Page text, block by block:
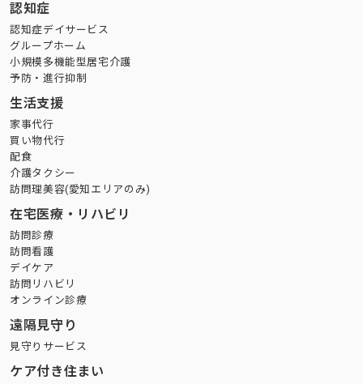
認知症
認知症デイサービス
グループホーム
小規模多機能型居宅介護
予防・進行抑制
生活支援
家事代行
買い物代行
配食
介護タクシー
訪問理美容(愛知エリアのみ)
在宅医療・リハビリ
訪問診療
訪問看護
デイケア
訪問リハビリ
オンライン診療
遠隔見守り
見守りサービス
ケア付き住まい